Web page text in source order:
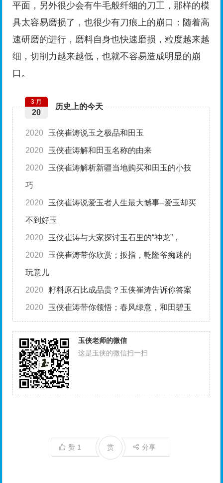
平面，另外很少会有牛毛般纤细的刀工，那样的模
具太容易磨损了，也很少有刀痕上的崩口：随着高
速研磨的进行，磨料自身也快速磨损，粒度越来越
细，切削力越来越低，也就不容易造成明显的崩
口。
历史上的今天
3 月
20
2020 玉侠崔涛说玉之极品和田玉
2020 玉侠崔涛解和田玉名称的由来
2020 玉侠崔涛解析新疆当地购买和田玉的小技
巧
2020 玉侠崔涛说爱玉者人生最大憾事–爱玉却买
不到好玉
2020 玉侠崔涛与大家探讨玉石里的“神龙”，
2020 玉侠崔涛带你欣赏；扳指，乾隆爷痴迷的
玩意儿
2020 籽料原石比成品贵？玉侠崔涛告诉你答案
2020 玉侠崔涛带你领悟；春风绿意，和田碧玉
玉侠老师的微信
这是玉侠的微信扫一扫
赞 1 分享
赏